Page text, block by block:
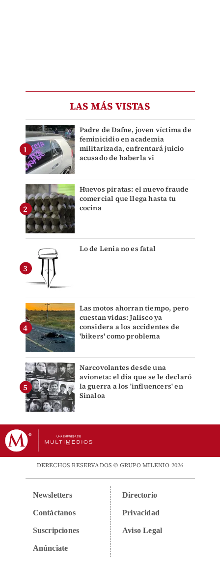
LAS MÁS VISTAS
Padre de Dafne, joven víctima de
feminicidio en academia
militarizada, enfrentará juicio
acusado de haberla vi
Huevos piratas: el nuevo fraude
comercial que llega hasta tu
cocina
Lo de Lenia no es fatal
Las motos ahorran tiempo, pero
cuestan vidas: Jalisco ya
considera a los accidentes de
'bikers' como problema
Narcovolantes desde una
avioneta: el día que se le declaró
la guerra a los 'influencers' en
Sinaloa
DERECHOS RESERVADOS © GRUPO MILENIO 2026
Newsletters
Contáctanos
Suscripciones
Anúnciate
Directorio
Privacidad
Aviso Legal